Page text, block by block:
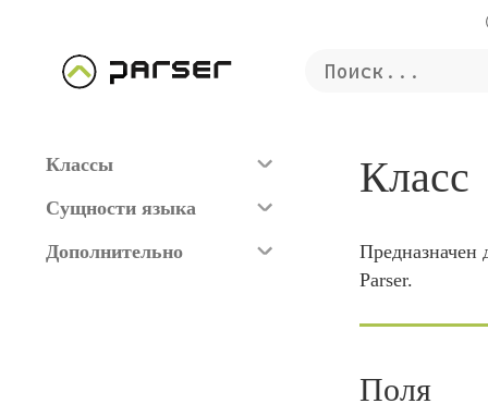
Классы
Сущности языка
Дополнительно
Класс
Предназначен
Parser.
Поля